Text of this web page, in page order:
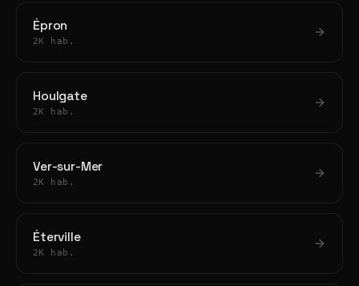
Épron
2K hab.
Houlgate
2K hab.
Ver-sur-Mer
2K hab.
Éterville
2K hab.